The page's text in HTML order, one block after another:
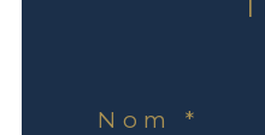
Nom *